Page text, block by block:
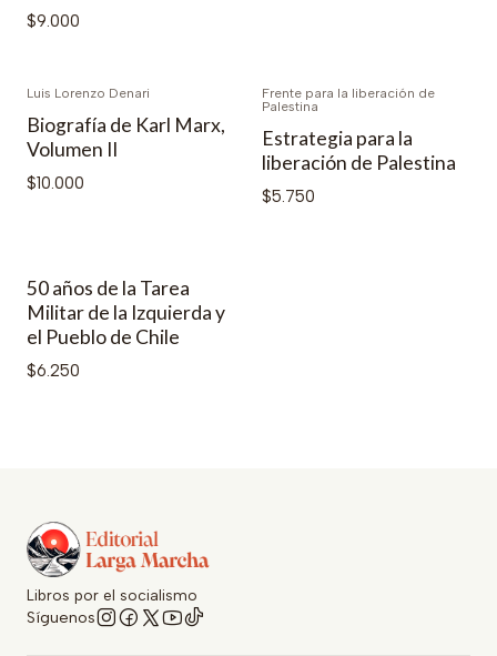
$9.000
Luis Lorenzo Denari
Biografía de Karl Marx,
Volumen II
$10.000
Frente para la liberación de
Palestina
Estrategia para la
liberación de Palestina
$5.750
50 años de la Tarea
Militar de la Izquierda y
el Pueblo de Chile
$6.250
Libros por el socialismo
Síguenos